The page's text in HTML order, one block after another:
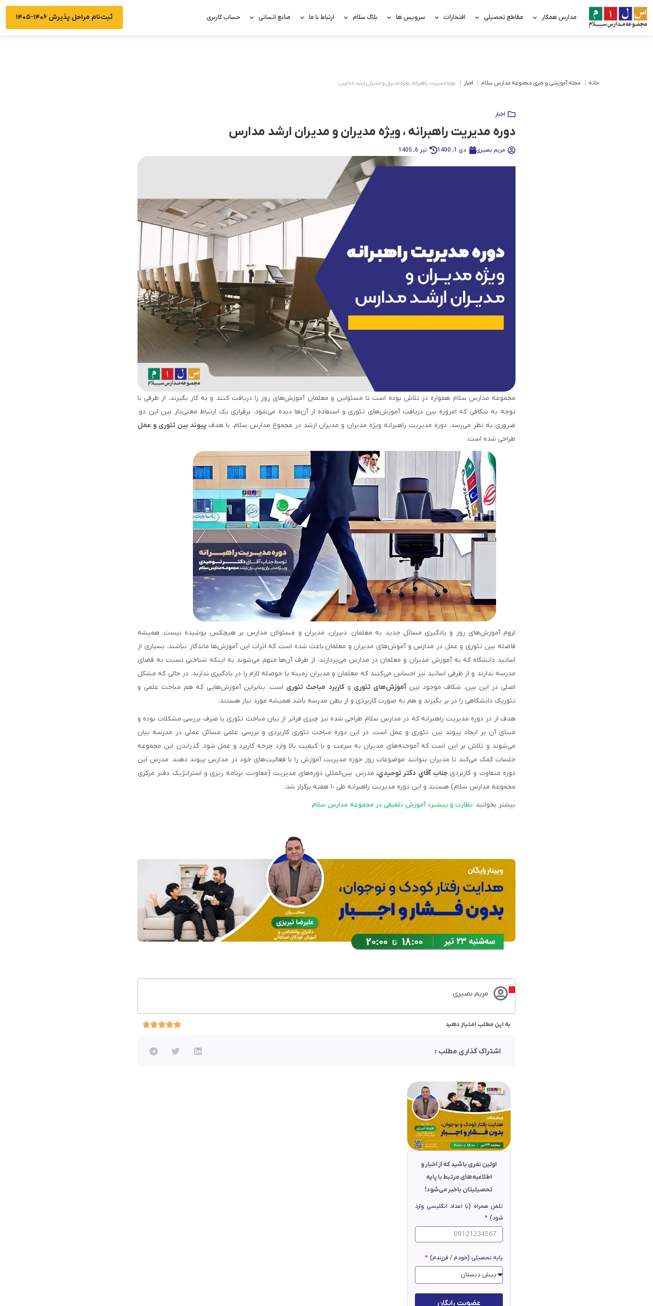
مدارس همکار مقاطع تحصیلی افتخارات سرویس ها بلاگ سلام ارتباط با ما منابع انسانی حساب کاربری ثبت‌نام مراحل پذیرش ۱۴۰۶-۱۴۰۵
خانه مجله آموزشی و خبری مجموعه مدارس سلام اخبار دوره مديريت راهبرانه ، ویژه مدیران و مدیران ارشد مدارس
اخبار
دوره مديريت راهبرانه ، ویژه مدیران و مدیران ارشد مدارس
مریم بصیری دی 1, 1400 تیر 6, 1405
مجموعه مدارس سلام همواره در تلاش بوده است تا مسئولین و معلمان آموزش‌های روز را دریافت کنند و به کار بگیرند. از طرفی با
توجه به شکافی که امروزه بین دریافت آموزش‌های تئوری و استفاده از آن‌ها دیده می‌شود، برقراری یک ارتباط معنی‌دار بین این دو،
ضروری به نظر می‌رسد. دوره مديريت راهبرانه ویژه مدیران و مدیران ارشد در مجموع مدارس سلام، با هدفپیوند بین تئوری و عمل
طراحی شده است.
لزوم آموزش‌های روز و یادگیری مسائل جدید به معلمان، دبیران، مدیران و مسئولان مدارس بر هیچکس پوشیده نیست. همیشه
فاصله بین تئوری و عمل در مدارس و آموش‌های مدیران و معلمان،باعث شده است که اثرات این آموزش‌ها ماندگار نباشند. بسیاری از
اساتید دانشگاه که به آموزش مدیران و معلمان در مدارس می‌پردازند، از طرف آن‌ها متهم می‌شوند به اینکه شناختی نسبت به فضای
مدرسه ندارند و از طرفی اساتید نیز احساس می‌کنند که معلمان و مدیران زمینه‌ یا حوصله لازم را در یادگیری ندارند. در حالی که مشکل
اصلی در این بین، شکاف موجود بینآموزش‌های تئوری وکاربرد مباحث تئوری است. بنابراین آموزش‌هایی که هم مباحث علمی و
تئوریک دانشگاهی را در بر بگیرند و هم به صورت کاربردی و از بطن مدرسه باشد همیشه مورد نیاز هستند.
هدف از در دوره مدیریت راهبرانه که در مدارس سلام طراحی شده نیز چیزی فراتر از بیان مباحث تئوری یا صرف بررسی مشکلات بوده و
مبنای آن بر ایجاد پیوند بین تئوری و عمل است. در این دوره مباحث تئوری کاربردی و بررسی علمی مسائل عملی در مدرسه بیان
می‌شوند و تلاش بر این است که آموخته‌های مدیران به سرعت و با کیفیت بالا وارد چرخه کاربرد و عمل شود. گذراندن این مجموعه
جلسات کمک می‌کند تا مدیران بتوانند موضوعات روز حوزه مدیریت آموزش را با فعالیت‌های خود در مدارس پیوند دهند. مدرس این
دوره متفاوت و کاربردیجناب آقاي دكتر توحيدي، مدرس بین‌المللی دوره‌های مدیریت (معاونت برنامه ریزی و استراتژیک دفتر مرکزی
مجموعه مدارس سلام) هستند و این دوره مديريت راهبرانه طی ١٠ هفته برگزار شد.
بیشتر بخوانید :نظارت و پیشبرد آموزش تلفیقی در مجموعه مدارس سلام
مریم بصیری
به این مطلب امتیاز دهید
اشتراک گذاری مطلب :
اولین نفری باشید که از اخبار و
اطلاعیه‌های مرتبط با پایه
تحصیلیتان باخبر می‌شود!
تلفن همراه (با اعداد انگلیسی وارد
شود)
پایه تحصیلی (خودم / فرزندم)
عضویت رایگان